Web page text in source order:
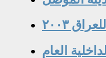
٢٠٠٣
العام